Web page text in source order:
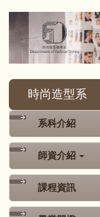
內
容
時尚造型系
系科介紹
師資介紹
課程資訊